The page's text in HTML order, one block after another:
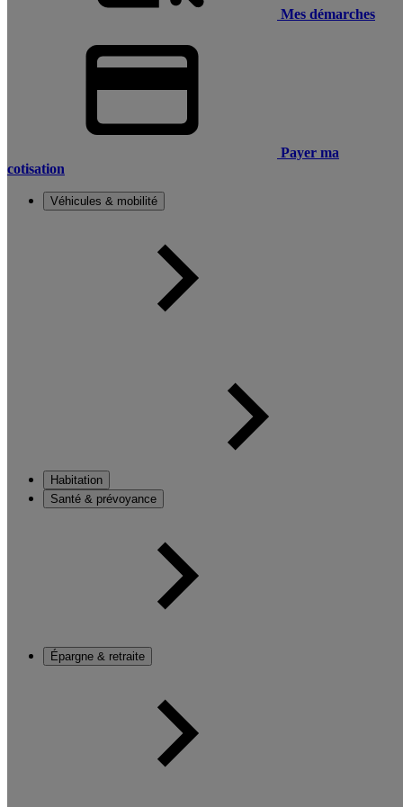
Mes démarches
Payer ma
cotisation
Véhicules & mobilité
Habitation
Santé & prévoyance
Épargne & retraite